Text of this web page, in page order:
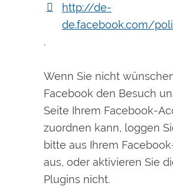
http://de-
de.facebook.com/
.
Wenn Sie nicht
Facebook den Besuch
Seite Ihrem Facebook-
zuordnen kann, loggen
bitte aus Ihrem
aus, oder aktivieren Sie
Plugins nicht.